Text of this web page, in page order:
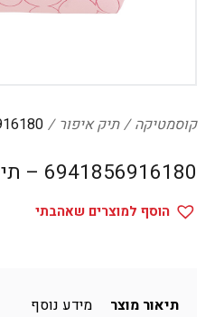
טיפוח
מסיבות וימי הולדת
קוסמטיקה תיק איפור
6941856916180 – תיק איפור
הוסף למוצרים שאהבתי
תיאור מוצר מידע נוסף